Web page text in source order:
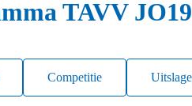
TAVV
Competitie